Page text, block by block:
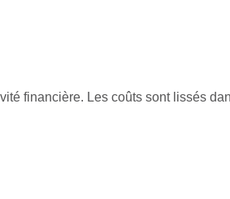
financière. Les coûts sont lissés